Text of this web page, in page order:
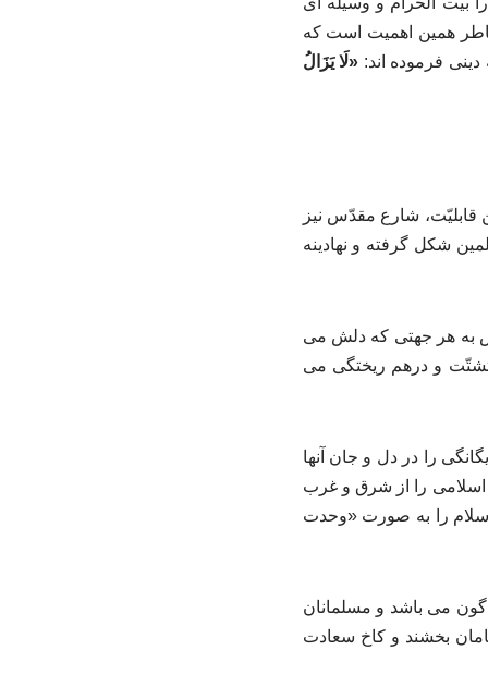
همین اهمیت است که
فرموده اند: «لَا یَزَالُ
قابلیّت، شارع مقدّس نیز
شکل گرفته و نهادینه
به هر جهتی که دلش می
و درهم ریختگی می
را در دل و جان آنها
را از شرق و غرب
را به صورت «وحدت
می باشد و مسلمانان
بخشند و کاخ سعادت